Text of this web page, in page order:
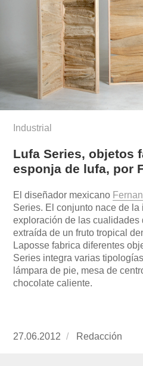
Industrial
Lufa Series, objetos
esponja de lufa, por
El diseñador mexicano
Series. El conjunto nace de la
exploración de las cualidades
extraída de un fruto tropical
Laposse fabrica diferentes
Series integra varias
lámpara de pie, mesa de
chocolate caliente.
Publicado
27.06.2012 https://
Redacción